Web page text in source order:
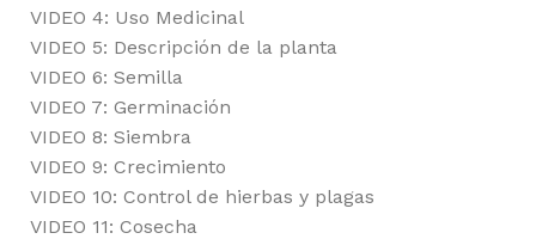
VIDEO 4: Uso Medicinal
VIDEO 5: Descripción de la planta
VIDEO 6: Semilla
VIDEO 7: Germinación
VIDEO 8: Siembra
VIDEO 9: Crecimiento
VIDEO 10: Control de hierbas y plagas
VIDEO 11: Cosecha